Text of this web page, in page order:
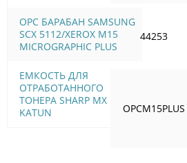
OPC БАРАБАН SAMSUNG
SCX 5112/XEROX M15
MICROGRAPHIC PLUS
ЕМКОСТЬ ДЛЯ
ОТРАБОТАННОГО
ТОНЕРА SHARP MX 1810
KATUN
44253
OPCM15PLUS